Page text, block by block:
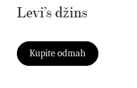
Levi’s džins
Kupite odmah